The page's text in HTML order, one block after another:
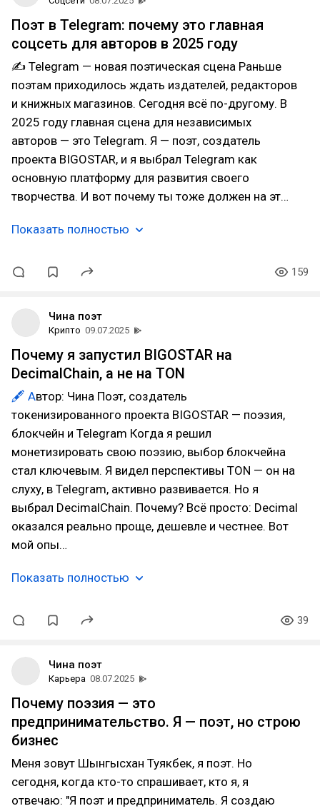
Поэт в Telegram: почему это главная
соцсеть для авторов в 2025 году
✍ Telegram — новая поэтическая сцена Раньше
поэтам приходилось ждать издателей, редакторов
и книжных магазинов. Сегодня всё по-другому. В
2025 году главная сцена для независимых
авторов — это Telegram. Я — поэт, создатель
проекта BIGOSTAR, и я выбрал Telegram как
основную платформу для развития своего
творчества. И вот почему ты тоже должен на эт…
Показать полностью
159
Чина поэт
Крипто 09.07.2025
Почему я запустил BIGOSTAR на
DecimalChain, а не на TON
🖋 Автор: Чина Поэт, создатель
токенизированного проекта BIGOSTAR — поэзия,
блокчейн и Telegram Когда я решил
монетизировать свою поэзию, выбор блокчейна
стал ключевым. Я видел перспективы TON — он на
слуху, в Telegram, активно развивается. Но я
выбрал DecimalChain. Почему? Всё просто: Decimal
оказался реально проще, дешевле и честнее. Вот
мой опы…
Показать полностью
39
Чина поэт
Карьера 08.07.2025
Почему поэзия — это
предпринимательство. Я — поэт, но строю
бизнес
Меня зовут Шынгысхан Туякбек, я поэт. Но
сегодня, когда кто-то спрашивает, кто я, я
отвечаю: "Я поэт и предприниматель. Я создаю